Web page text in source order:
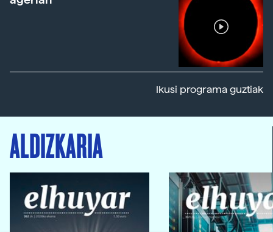
Ikusi programa guztiak
ALDIZKARIA